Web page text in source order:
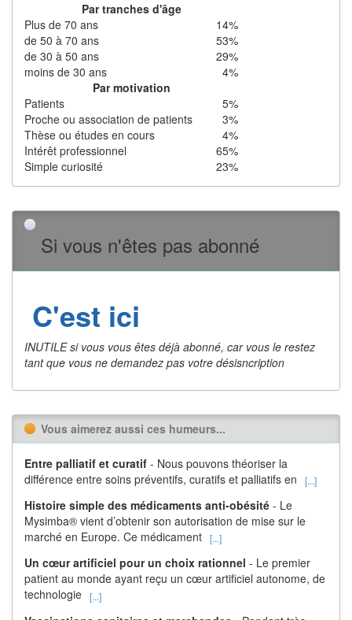
Par tranches d'âge
Plus de 70 ans
14%
de 50 à 70 ans
53%
de 30 à 50 ans
29%
moins de 30 ans
4%
Par motivation
Patients
5%
Proche ou association de patients
3%
Thèse ou études en cours
4%
Intérêt professionnel
65%
Simple curiosité
23%
Si vous n'êtes pas abonné
C'est ici
INUTILE si vous vous êtes déjà abonné, car vous le restez
tant que vous ne demandez pas votre désisncription
Vous aimerez aussi ces humeurs...
Entre palliatif et curatif - Nous pouvons théoriser la
différence entre soins préventifs, curatifs et palliatifs en
[...]
Histoire simple des médicaments anti-obésité - Le
Mysimba® vient d’obtenir son autorisation de mise sur le
marché en Europe. Ce médicament [...]
Un cœur artificiel pour un choix rationnel - Le premier
patient au monde ayant reçu un cœur artificiel autonome, de
technologie [...]